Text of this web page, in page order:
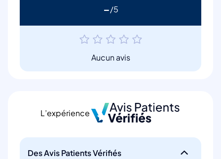
-
Aucun avis
L’expérience
Des Avis Patients Vérifiés